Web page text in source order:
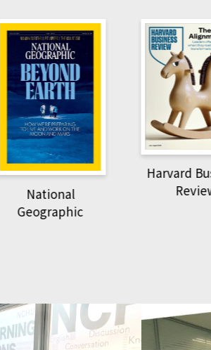
Harvard Business
Review
萌動力一頁